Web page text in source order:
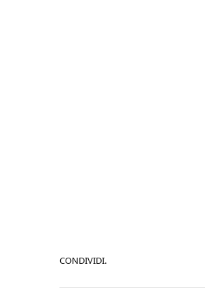
CONDIVIDI.